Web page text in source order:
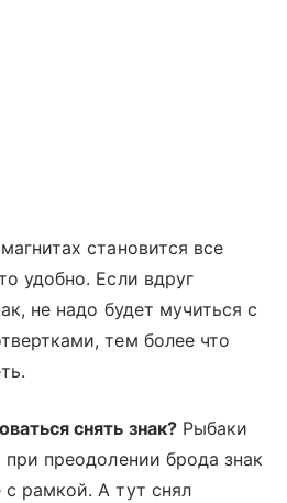
становится все
удобно. Если вдруг
не надо будет мучиться с
тем более что
снять знак?Рыбаки
при преодолении брода знак
рамкой. А тут снял